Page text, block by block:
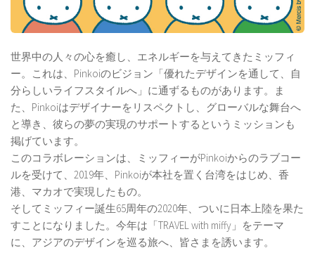
世界中の人々の心を癒し、エネルギーを与えてきたミッフィ
ー。これは、Pinkoiのビジョン「優れたデザインを通して、自
分らしいライフスタイルへ」に通ずるものがあります。ま
た、Pinkoiはデザイナーをリスペクトし、グローバルな舞台へ
と導き、彼らの夢の実現のサポートするというミッションも
掲げています。
このコラボレーションは、ミッフィーがPinkoiからのラブコー
ルを受けて、2019年、Pinkoiが本社を置く台湾をはじめ、香
港、マカオで実現したもの。
そしてミッフィー誕生65周年の2020年、ついに日本上陸を果た
すことになりました。今年は「TRAVEL with miffy」をテーマ
に、アジアのデザインを巡る旅へ、皆さまを誘います。